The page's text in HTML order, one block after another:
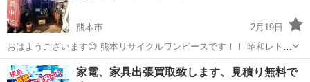
熊本市
2月19日
おはようございます😊 熊本リサイクルワンピースです！！ 昭和レトロ
雑貨やアンティーク雑貨 ヴィンテージ風雑貨など数多く販売中！！ 青
空市場開催中！ お店の外からお楽しみいただけます(^ ^) インテリアや
熊本 熊本市 リサイクルショップ
家電、家具出張買取致します、見積り無料で